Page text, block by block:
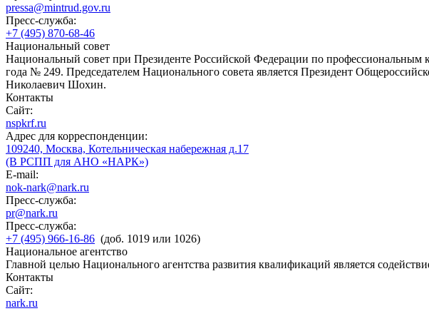
pressa@mintrud.gov.ru
Пресс-служба:
+7 (495) 870-68-46
Национальный совет
Национальный совет при Президенте Российской Федерации по профессиональным
года № 249. Председателем Национального совета является Президент
Николаевич Шохин.
Контакты
Сайт:
nspkrf.ru
Адрес для корреспонденции:
109240, Москва, Котельническая набережная д.17
(В РСПП для АНО «НАРК»)
E-mail:
nok-nark@nark.ru
Пресс-служба:
pr@nark.ru
Пресс-служба:
+7 (495) 966-16-86 (доб. 1019 или 1026)
Национальное агентство
Главной целью Национального агентства развития квалификаций является
Контакты
Сайт:
nark.ru